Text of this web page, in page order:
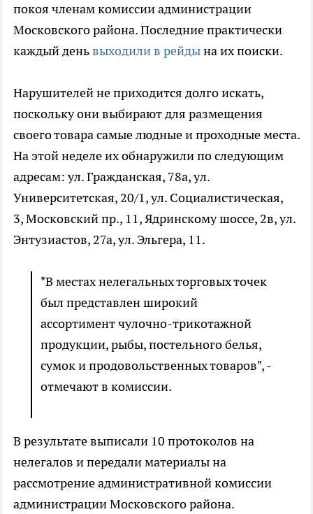
покоя членам комиссии администрации
Московского района. Последние практически
каждый деньвыходили в рейдына их поиски.
Нарушителей не приходится долго искать,
поскольку они выбирают для размещения
своего товара самые людные и проходные места.
На этой неделе их обнаружили по следующим
адресам: ул. Гражданская, 78а, ул.
Университетская, 20/1, ул. Социалистическая,
3, Московский пр., 11, Ядринскому шоссе, 2в, ул.
Энтузиастов, 27а, ул. Эльгера, 11.
"В местах нелегальных торговых точек
был представлен широкий
ассортимент чулочно-трикотажной
продукции, рыбы, постельного белья,
сумок и продовольственных товаров", -
отмечают в комиссии.
В результате выписали 10 протоколов на
нелегалов и передали материалы на
рассмотрение административной комиссии
администрации Московского района.